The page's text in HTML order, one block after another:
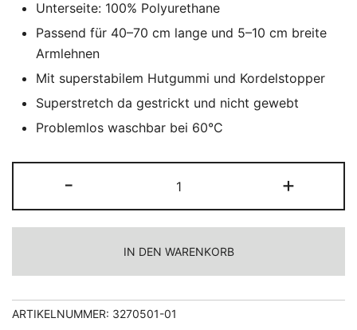
Unterseite: 100% Polyurethane
Passend für 40–70 cm lange und 5–10 cm breite
Armlehnen
Mit superstabilem Hutgummi und Kordelstopper
Superstretch da gestrickt und nicht gewebt
Problemlos waschbar bei 60°C
-
und
wasserresistent
„Medium“
mit
Klettverschluss
+
IN DEN WARENKORB
ARTIKELNUMMER: 3270501-01